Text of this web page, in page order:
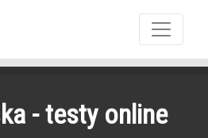
- testy online